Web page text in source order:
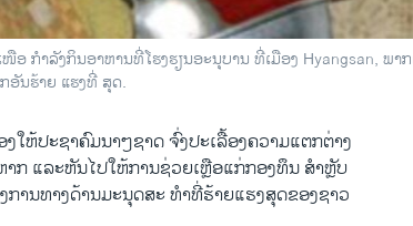
ອ ກໍາລັງກິນອາຫານທີ່ໂຮງຮຽນອະນຸບານ ທີ່ເມືອງ Hyangsan, ພ
ອັນຮ້າຍ ແຮງທີ່ ສຸດ.
ໃຫ້​ປະ​ຊາ​ຄົມນາໆ​ຊາດ ຈົ່ງ​ປະ​ເລື້ອງຄວາມ​ແຕກຕ່າງ
າກ ​ແລະ​ຫັນໄປໃຫ້ການ​ຊ່ວຍ​ເຫຼືອ​ແກ່​ກອງ​ທຶນ ​ສຳ​ຫຼັບ
ານ​ທາງ​ດ້ານ​ມະນຸດສະ ທຳ​ທີ່​ຮ້າຍ​ແຮງ​ສຸດຂອງຊາວ​